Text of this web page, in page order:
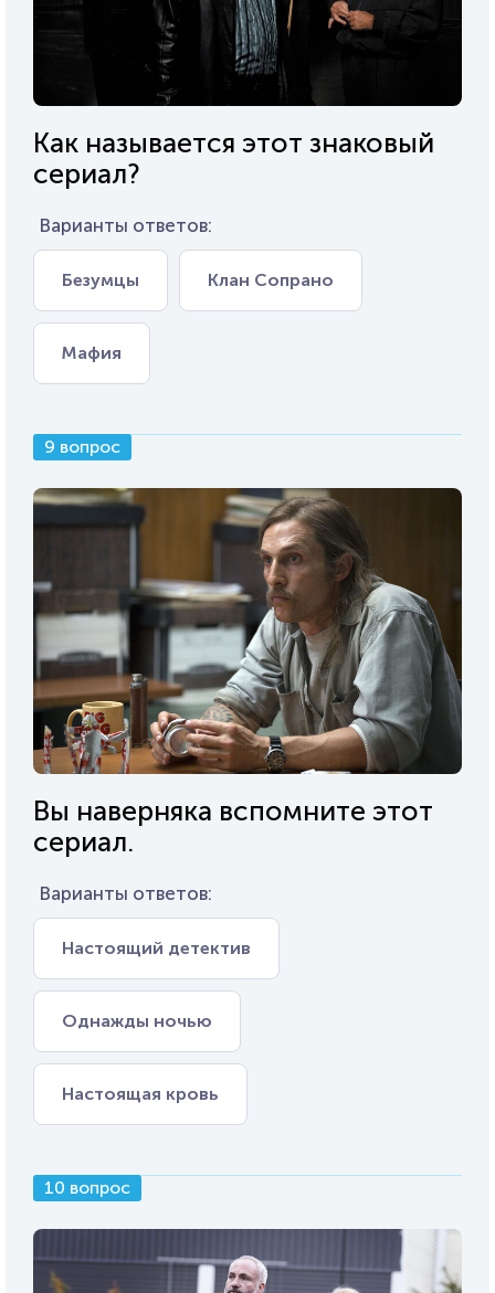
Как называется этот знаковый
сериал?
Варианты ответов:
Безумцы Клан Сопрано
Мафия
9 вопрос
Вы наверняка вспомните этот
сериал.
Варианты ответов:
Настоящий детектив
Однажды ночью
Настоящая кровь
10 вопрос